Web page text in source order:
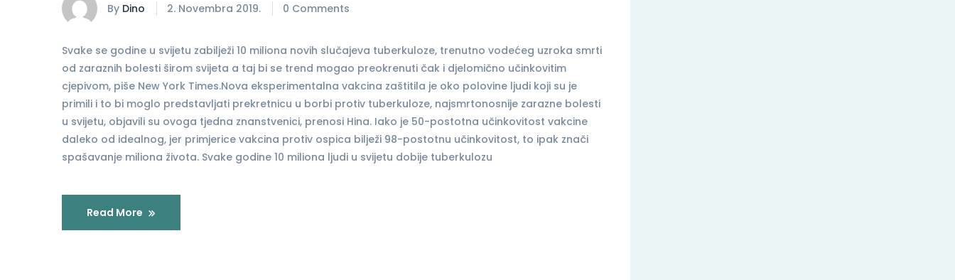
By Dino 2. Novembra 2019. 0 Comments
Svake se godine u svijetu zabilježi 10 miliona novih slučajeva tuberkuloze, trenutno vodećeg uzroka smrti
od zaraznih bolesti širom svijeta a taj bi se trend mogao preokrenuti čak i djelomično učinkovitim
cjepivom, piše New York Times.Nova eksperimentalna vakcina zaštitila je oko polovine ljudi koji su je
primili i to bi moglo predstavljati prekretnicu u borbi protiv tuberkuloze, najsmrtonosnije zarazne bolesti
u svijetu, objavili su ovoga tjedna znanstvenici, prenosi Hina. Iako je 50-postotna učinkovitost vakcine
daleko od idealnog, jer primjerice vakcina protiv ospica bilježi 98-postotnu učinkovitost, to ipak znači
spašavanje miliona života. Svake godine 10 miliona ljudi u svijetu dobije tuberkulozu
Read More